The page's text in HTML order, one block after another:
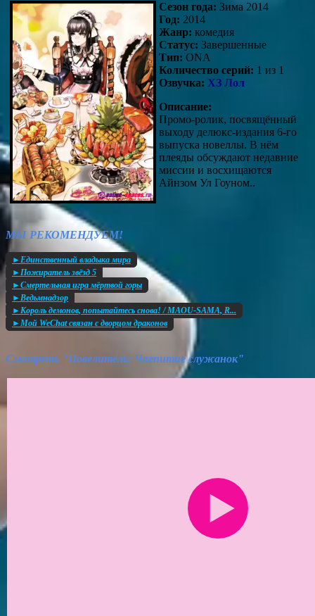
Сезон года: Зима 2014
Год: 2014
Жанр: комедия
Статус: Завершенные
Тип: ONA
Количество серий: 1 из 1
Озвучка: ХЗ Лол
Описание:
Промо-ролик, посвящённый
выходу делюкс-издания 6-го
выпуска новеллы. В нём
плеяды обсуждают недавние
миссии и восхищаются
Айнзом Ул Гоуном..
МЫ РЕКОМЕНДУЕМ!
►Единственный владыка мира
►Пожиратель звёзд 5
►Смертельная игра мёртвой горы
►Ведьмнадзор
►Король демонов, попытайтесь снова! / MAOU-SAMA, R...
►Мой WeChat связан с дворцом драконов
Смотреть "Повелитель: Чаепитие служанок"